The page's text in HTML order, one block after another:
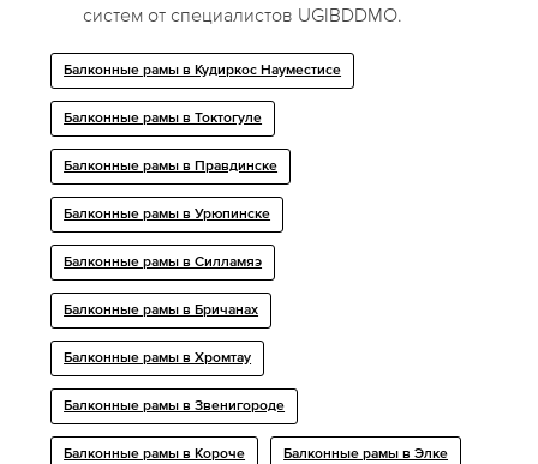
систем от специалистов UGIBDDMO.
Балконные рамы в Кудиркос Науместисе
Балконные рамы в Токтогуле
Балконные рамы в Правдинске
Балконные рамы в Урюпинске
Балконные рамы в Силламяэ
Балконные рамы в Бричанах
Балконные рамы в Хромтау
Балконные рамы в Звенигороде
Балконные рамы в Короче Балконные рамы в Элке